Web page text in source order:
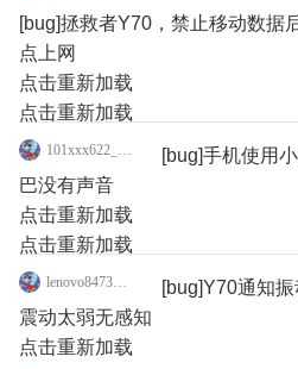
[bug]拯救者Y70，禁止移动数据
点上网
点击重新加载
点击重新加载
101xxx622_5193
[bug]手机使用
巴没有声音
点击重新加载
点击重新加载
lenovo84735762
[bug]Y70通知振
震动太弱无感知
点击重新加载